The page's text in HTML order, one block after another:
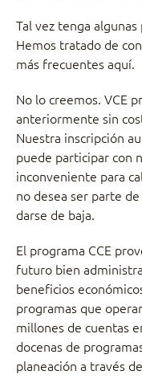
Tal vez tenga
Hemos tratado de
más frecuentes aquí.
No lo creemos. VCE
anteriormente sin
Nuestra inscripción
puede participar con
inconveniente para
no desea ser parte
darse de baja.
El programa CCE
futuro bien
beneficios
programas que
millones de cuentas
docenas de
planeación a través